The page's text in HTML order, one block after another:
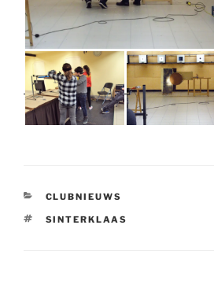
CATEGORIEËN
CLUBNIEUWS
TAGS
SINTERKLAAS